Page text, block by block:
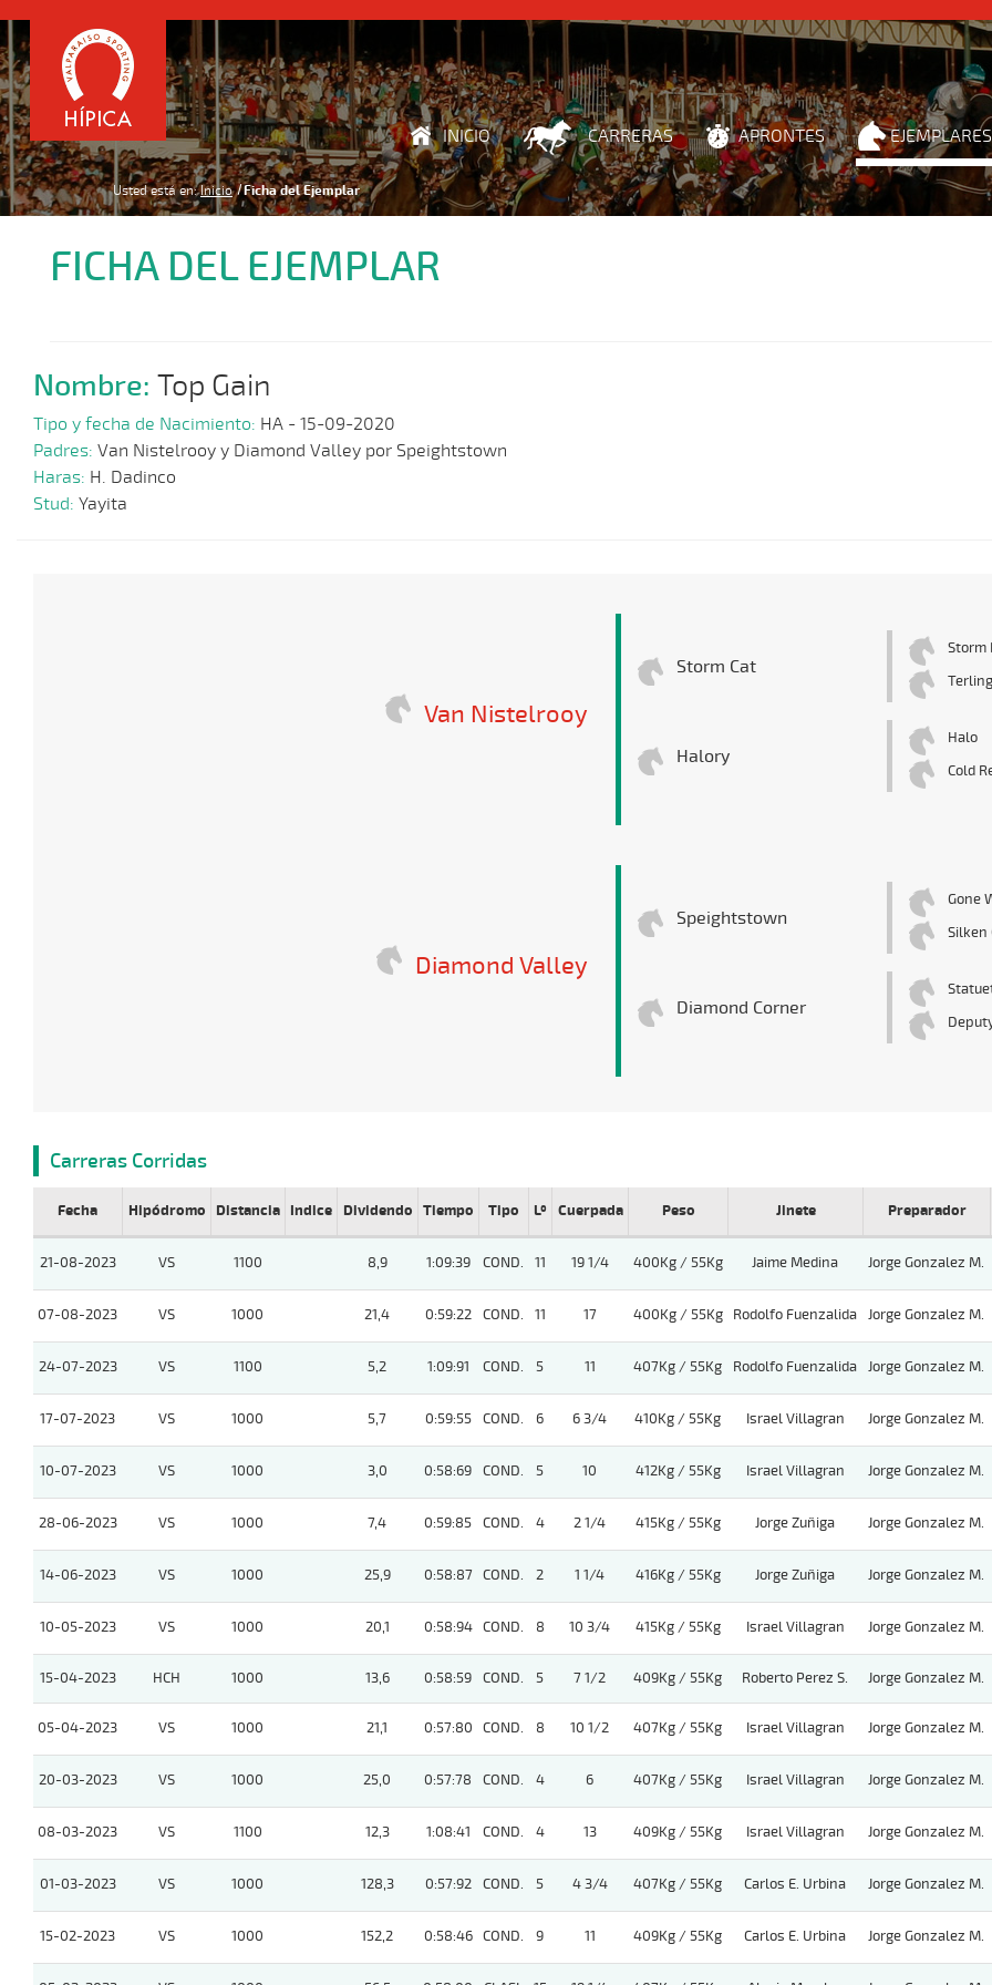
INICIO CARRERAS APRONTES EJEMPLARES
Usted está en: Inicio Ficha del Ejemplar
FICHA DEL EJEMPLAR
Nombre: Top Gain
Tipo y fecha de Nacimiento: HA - 15-09-2020
Padres: Van Nistelrooy y Diamond Valley por Speightstown
Haras: H. Dadinco
Stud: Yayita
Van Nistelrooy
Storm Cat
Storm
Halory
Halo
Cold
Diamond Valley
Speightstown
Gone
Silken
Diamond Corner
Carreras Corridas
Fecha Hipódromo Distancia Indice Dividendo Tiempo Tipo Lº Cuerpada Peso Jinete Preparador
21-08-2023 VS 1100 8,9 1:09:39 COND. 11 19 1/4 400Kg / 55Kg Jaime Medina Jorge Gonzalez M.
07-08-2023 VS 1000 21,4 0:59:22 COND. 11 17 400Kg / 55Kg Rodolfo Fuenzalida Jorge Gonzalez M.
24-07-2023 VS 1100 5,2 1:09:91 COND. 5 11 407Kg / 55Kg Rodolfo Fuenzalida Jorge Gonzalez M.
17-07-2023 VS 1000 5,7 0:59:55 COND. 6 6 3/4 410Kg / 55Kg Israel Villagran Jorge Gonzalez M.
10-07-2023 VS 1000 3,0 0:58:69 COND. 5 10 412Kg / 55Kg Israel Villagran Jorge Gonzalez M.
28-06-2023 VS 1000 7,4 0:59:85 COND. 4 2 1/4 415Kg / 55Kg Jorge Zuñiga Jorge Gonzalez M.
14-06-2023 VS 1000 25,9 0:58:87 COND. 2 1 1/4 416Kg / 55Kg Jorge Zuñiga Jorge Gonzalez M.
10-05-2023 VS 1000 20,1 0:58:94 COND. 8 10 3/4 415Kg / 55Kg Israel Villagran Jorge Gonzalez M.
15-04-2023 HCH 1000 13,6 0:58:59 COND. 5 7 1/2 409Kg / 55Kg Roberto Perez S. Jorge Gonzalez M.
05-04-2023 VS 1000 21,1 0:57:80 COND. 8 10 1/2 407Kg / 55Kg Israel Villagran Jorge Gonzalez M.
20-03-2023 VS 1000 25,0 0:57:78 COND. 4 6 407Kg / 55Kg Israel Villagran Jorge Gonzalez M.
08-03-2023 VS 1100 12,3 1:08:41 COND. 4 13 409Kg / 55Kg Israel Villagran Jorge Gonzalez M.
01-03-2023 VS 1000 128,3 0:57:92 COND. 5 4 3/4 407Kg / 55Kg Carlos E. Urbina Jorge Gonzalez M.
15-02-2023 VS 1000 152,2 0:58:46 COND. 9 11 409Kg / 55Kg Carlos E. Urbina Jorge Gonzalez M.